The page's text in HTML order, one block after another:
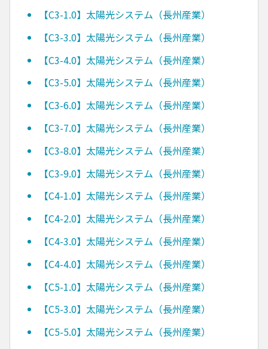
【C3-1.0】太陽光システム（長州産業）
【C3-3.0】太陽光システム（長州産業）
【C3-4.0】太陽光システム（長州産業）
【C3-5.0】太陽光システム（長州産業）
【C3-6.0】太陽光システム（長州産業）
【C3-7.0】太陽光システム（長州産業）
【C3-8.0】太陽光システム（長州産業）
【C3-9.0】太陽光システム（長州産業）
【C4-1.0】太陽光システム（長州産業）
【C4-2.0】太陽光システム（長州産業）
【C4-3.0】太陽光システム（長州産業）
【C4-4.0】太陽光システム（長州産業）
【C5-1.0】太陽光システム（長州産業）
【C5-3.0】太陽光システム（長州産業）
【C5-5.0】太陽光システム（長州産業）